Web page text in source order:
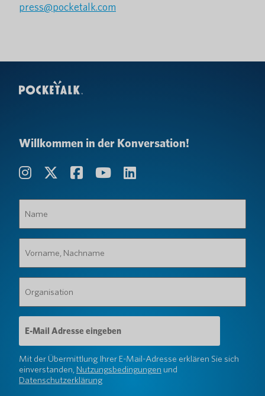
press@pocketalk.com
Willkommen in der Konversation!
(erforderlich)
Nachname
(erforderlich)
(erforderlich)
E-
Mail-
Adresse
(erforderlich)
Mit der Übermittlung Ihrer E-Mail-Adresse erklären Sie sich
einverstanden, Nutzungsbedingungen und
Datenschutzerklärung